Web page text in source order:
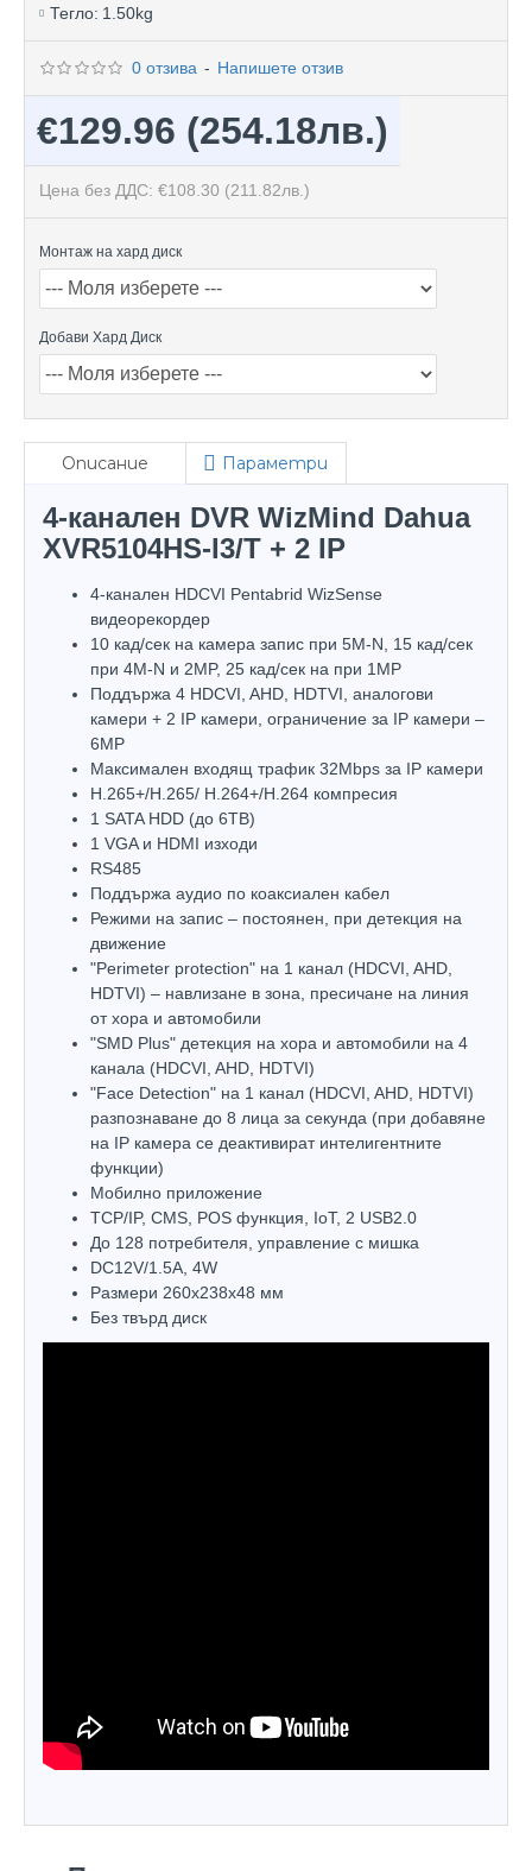
Тегло: 1.50kg
0 отзива - Напишете отзив
€129.96 (254.18лв.)
Цена без ДДС: €108.30 (211.82лв.)
Монтаж на хард диск
Добави Хард Диск
Описание Параметри
4-канален DVR WizMind Dahua
XVR5104HS-I3/T + 2 IP
4-канален HDCVI Pentabrid WizSense
видеорекордер
10 кад/сек на камера запис при 5M-N, 15 кад/сек
при 4M-N и 2MP, 25 кад/сек на при 1MP
Поддържа 4 HDCVI, AHD, HDTVI, аналогови
камери + 2 IP камери, ограничение за IP камери –
6МP
Максимален входящ трафик 32Mbps за IP камери
H.265+/H.265/ H.264+/H.264 компресия
1 SATA HDD (до 6TB)
1 VGA и HDMI изходи
RS485
Поддържа аудио по коаксиален кабел
Режими на запис – постоянен, при детекция на
движение
"Perimeter protection" на 1 канал (HDCVI, AHD,
HDTVI) – навлизане в зона, пресичане на линия
от хора и автомобили
"SMD Plus" детекция на хора и автомобили на 4
канала (HDCVI, AHD, HDTVI)
"Face Detection" на 1 канал (HDCVI, AHD, HDTVI)
разпознаване до 8 лица за секунда (при добавяне
на IP камера се деактивират интелигентните
функции)
Мобилно приложение
TCP/IP, CMS, POS функция, IoT, 2 USB2.0
До 128 потребителя, управление с мишка
DC12V/1.5A, 4W
Размери 260x238х48 мм
Без твърд диск